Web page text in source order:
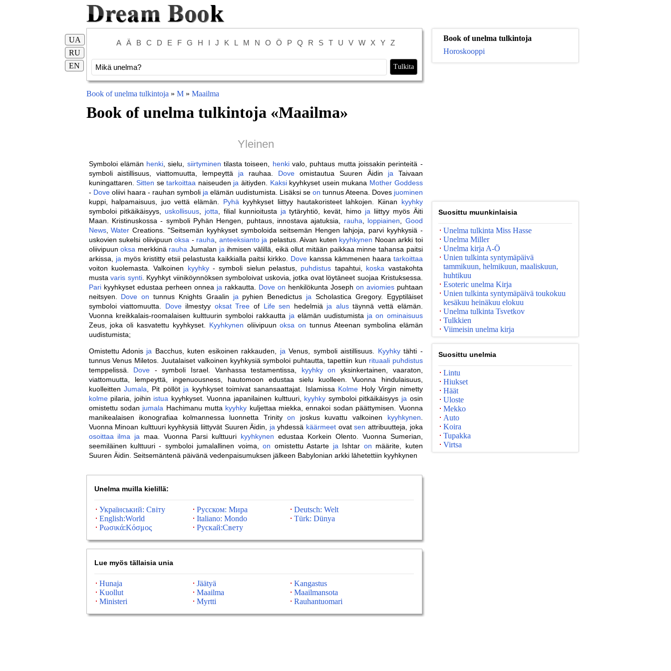
A Ä B C D E F G H I J K L M N O Ö P Q R S T U V W X Y Z
UA
RU
EN
Book of unelma tulkintoja » M» Maailma
Book of unelma tulkintoja «Maailma»
Yleinen
Symboloi elämän henki , sielu, siirtyminen tilasta toiseen, henkivalo, puhtaus mutta joissakin perinteitä -
symboli aistillisuus, viattomuutta, lempeyttä ja rauhaa. Doveomistautua Suuren Äidin ja Taivaan
kuningattaren.Sitten setarkoittaa naiseuden ja äitiyden. Kaksikyyhkyset usein mukana Mother Goddess
- Doveoliivi haara - rauhan symboli ja elämän uudistumista. Lisäksi se on tunnus Ateena. Doves juominen
kuppi, halpamaisuus, juo vettä elämän. Pyhä kyyhkyset liittyy hautakoristeet lahkojen. Kiinan kyyhky
symboloi pitkäikäisyys, uskollisuus jotta , filial kunnioitusta ja tytäryhtiö, kevät, himo ja liittyy myös Äiti
Maan. Kristinuskossa - symboli Pyhän Hengen, puhtaus, innostava ajatuksia, rauha loppiainen
Good
News,Water Creations. "Seitsemän kyyhkyset symboloida seitsemän Hengen lahjoja, parvi kyyhkysiä -
uskovien sukelsi oliivipuun oksa - rauha anteeksianto ja pelastus. Aivan kuten kyyhkynen Nooan arkki toi
oliivipuunoksa merkkinä rauha Jumalan ja ihmisen välillä, eikä ollut mitään paikkaa minne tahansa paitsi
arkissa, ja myös kristitty etsii pelastusta kaikkialla paitsi kirkko. Dovekanssa kämmenen haara tarkoittaa
voiton kuolemasta. Valkoinen kyyhky- symboli sielun pelastus, puhdistus tapahtui, koska vastakohta
mustavaris synti. Kyyhkyt viiniköynnöksen symboloivat uskovia, jotka ovat löytäneet suojaa Kristuksessa.
Parikyyhkyset edustaa perheen onnea ja rakkautta. Dove on henkilökunta Joseph on aviomiespuhtaan
neitsyen. Dove on tunnus Knights Graalin ja pyhien Benedictus ja Scholastica Gregory. Egyptiläiset
symboloi viattomuutta. Doveilmestyy oksat Tree of Life sen hedelmiä ja alustäynnä vettä elämän.
Vuonna kreikkalais-roomalaisen kulttuurin symboloi rakkautta ja elämän uudistumista ja on ominaisuus
Zeus, joka oli kasvatettu kyyhkyset. Kyyhkynen oliivipuunoksa on tunnus Ateenan symbolina elämän
uudistumista;
Omistettu Adonis ja Bacchus, kuten esikoinen rakkauden, ja Venus, symboli aistillisuus. Kyyhkytähti -
tunnus Venus Miletos. Juutalaiset valkoinen kyyhkysiä symboloi puhtautta, tapettiin kun rituaali puhdistus
temppelissä. Dove - symboli Israel. Vanhassa testamentissa, kyyhky on yksinkertainen, vaaraton,
viattomuutta, lempeyttä, ingenuousness, hautomoon edustaa sielu kuolleen. Vuonna hindulaisuus,
kuolleitten Jumala , Pit pöllöt ja kyyhkyset toimivat sanansaattajat. Islamissa Kolme Holy Virgin nimetty
kolmepilaria, joihin istua kyyhkyset. Vuonna japanilainen kulttuuri, kyyhky symboloi pitkäikäisyys ja osin
omistettu sodan jumala Hachimanu mutta kyyhky kuljettaa miekka, ennakoi sodan päättymisen. Vuonna
manikealaisen ikonografiaa kolmannessa luonnetta Trinityon joskus kuvattu valkoinen kyyhkynen
Vuonna Minoan kulttuuri kyyhkysiä liittyvät Suuren Äidin, ja yhdessä käärmeet ovatsen attribuutteja, joka
osoittaa ilma ja maa. Vuonna Parsi kulttuuri kyyhkynen edustaa Korkein Olento. Vuonna Sumerian,
seemiläinen kulttuuri - symboloi jumalallinen voima,on omistettu Astarte ja Ishtar on määrite, kuten
Suuren Äidin. Seitsemäntenä päivänä vedenpaisumuksen jälkeen Babylonian arkki lähetettiin kyyhkynen
Unelma muilla kielillä:
Український: Світу Русском: Мира
Deutsch: Welt
English:World
Italiano: Mondo
Türk: Dünya
Ρωσικά:Κόσμος
Рускай:Свету
Lue myös tällaisia ​​unia
Hunaja Jäätyä
Kangastus
Kuollut
Maailma
Maailmansota
Ministeri
Myrtti Rauhantuomari
Book of unelma tulkintoja
Horoskooppi
Suosittu muunkinlaisia
Unelma tulkinta Miss Hasse
Unelma Miller
Unelma kirja A-Ö
Unien tulkinta syntymäpäivä
tammikuun, helmikuun, maaliskuun,
huhtikuu
Esoteric unelma Kirja
Unien tulkinta syntymäpäivä toukokuu
kesäkuu heinäkuu elokuu
Unelma tulkinta Tsvetkov
Tulkkien
Viimeisin unelma kirja
Suosittu unelmia
Lintu
Hiukset
Häät
Uloste
Mekko
Auto
Koira
Tupakka
Virtsa